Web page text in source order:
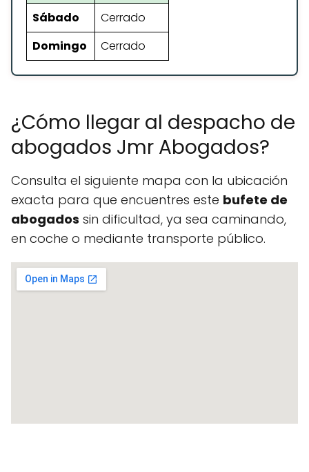
Sábado
Cerrado
Domingo
Cerrado
¿Cómo llegar al despacho de
abogados Jmr Abogados?
Consulta el siguiente mapa con la ubicación
exacta para que encuentres este bufete de
abogados sin dificultad, ya sea caminando,
en coche o mediante transporte público.